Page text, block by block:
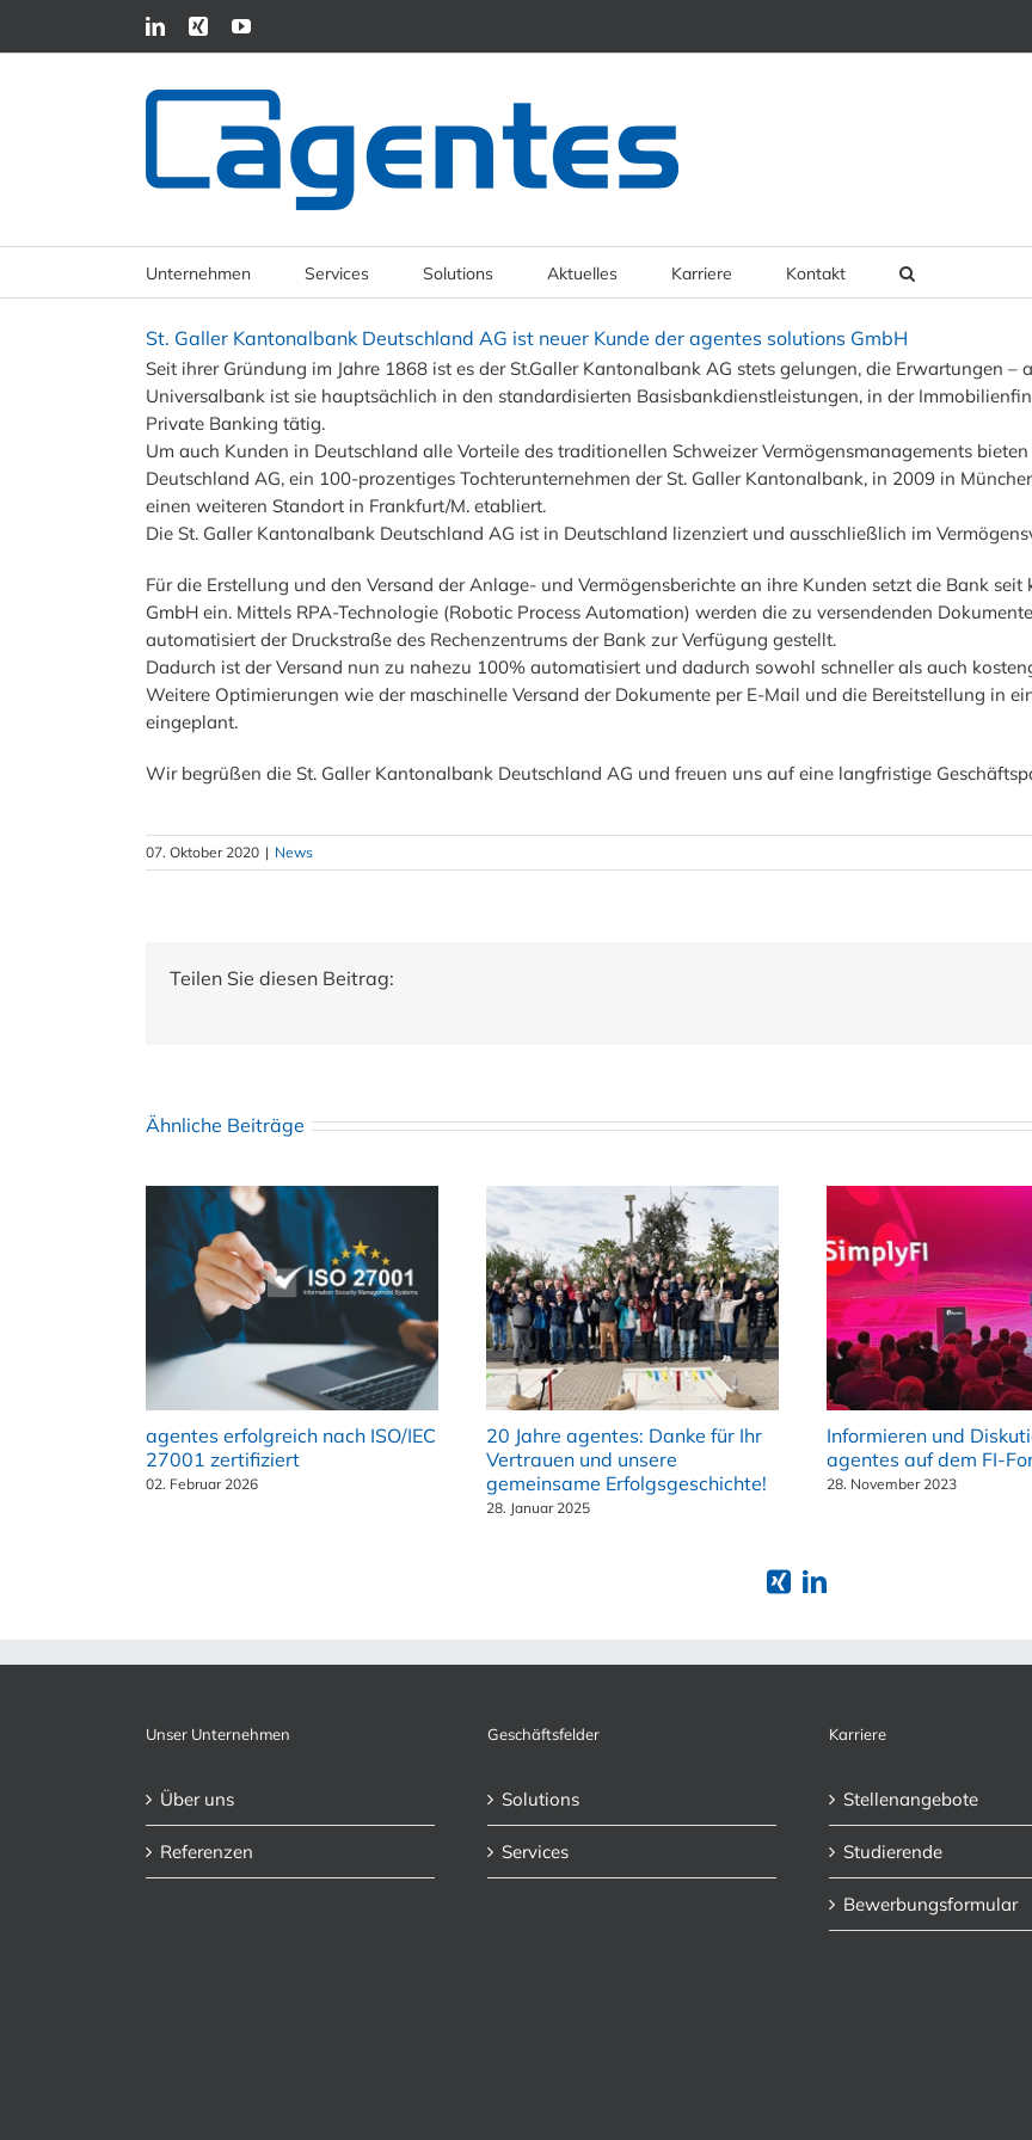
Unternehmen Services Solutions Aktuelles Karriere Kontakt
St. Galler Kantonalbank Deutschland AG ist neuer Kunde der agentes solutions GmbH
Seit ihrer Gründung im Jahre 1868 ist es der St.Galler Kantonalbank AG stets gelungen, die Erwartungen
Universalbank ist sie hauptsächlich in den standardisierten Basisbankdienstleistungen, in der
Private Banking tätig.
Um auch Kunden in Deutschland alle Vorteile des traditionellen Schweizer Vermögensmanagements
Deutschland AG, ein 100-prozentiges Tochterunternehmen der St. Galler Kantonalbank, in 2009 in
einen weiteren Standort in Frankfurt/M. etabliert.
Die St. Galler Kantonalbank Deutschland AG ist in Deutschland lizenziert und ausschließlich im
Für die Erstellung und den Versand der Anlage- und Vermögensberichte an ihre Kunden setzt die Bank
GmbH ein. Mittels RPA-Technologie (Robotic Process Automation) werden die zu versendenden
automatisiert der Druckstraße des Rechenzentrums der Bank zur Verfügung gestellt.
Dadurch ist der Versand nun zu nahezu 100% automatisiert und dadurch sowohl schneller als auch
Weitere Optimierungen wie der maschinelle Versand der Dokumente per E-Mail und die Bereitstellung in
eingeplant.
Wir begrüßen die St. Galler Kantonalbank Deutschland AG und freuen uns auf eine langfristige
07. Oktober 2020 | News
Teilen Sie diesen Beitrag:
Ähnliche Beiträge
agentes erfolgreich nach ISO/IEC
27001 zertifiziert
02. Februar 2026
20 Jahre agentes: Danke für Ihr
Vertrauen und unsere
gemeinsame Erfolgsgeschichte!
28. Januar 2025
Informieren und
agentes auf dem FI-
28. November 2023
Unser Unternehmen
Über uns
Referenzen
Geschäftsfelder
Solutions
Services
Karriere
Stellenangebote
Studierende
Bewerbungsformular